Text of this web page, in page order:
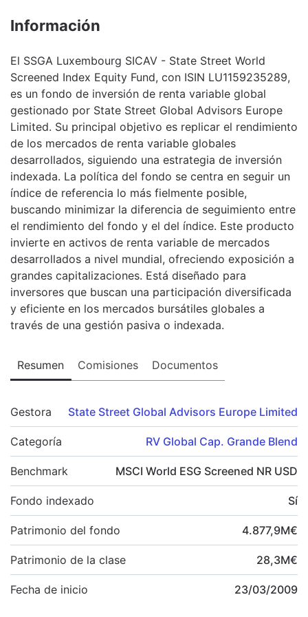
Información
El SSGA Luxembourg SICAV - State Street World
Screened Index Equity Fund, con ISIN LU1159235289,
es un fondo de inversión de renta variable global
gestionado por State Street Global Advisors Europe
Limited. Su principal objetivo es replicar el rendimiento
de los mercados de renta variable globales
desarrollados, siguiendo una estrategia de inversión
indexada. La política del fondo se centra en seguir un
índice de referencia lo más fielmente posible,
buscando minimizar la diferencia de seguimiento entre
el rendimiento del fondo y el del índice. Este producto
invierte en activos de renta variable de mercados
desarrollados a nivel mundial, ofreciendo exposición a
grandes capitalizaciones. Está diseñado para
inversores que buscan una participación diversificada
y eficiente en los mercados bursátiles globales a
través de una gestión pasiva o indexada.
Resumen Comisiones Documentos
Gestora State Street Global Advisors Europe Limited
Categoría RV Global Cap. Grande Blend
Benchmark MSCI World ESG Screened NR USD
Fondo indexado Sí
Patrimonio del fondo 4.877,9M€
Patrimonio de la clase 28,3M€
Fecha de inicio 23/03/2009